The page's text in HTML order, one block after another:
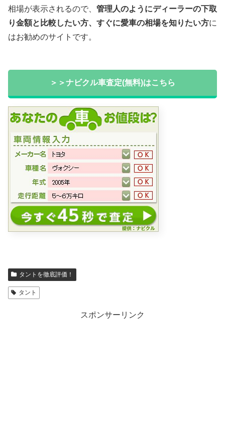
相場が表示されるので、 管理人のようにディーラーの下取
り金額と比較したい方、すぐに愛車の相場を知りたい方に
はお勧めのサイトです。
＞＞ナビクル車査定(無料)はこちら
タントを徹底評価！
タント
スポンサーリンク